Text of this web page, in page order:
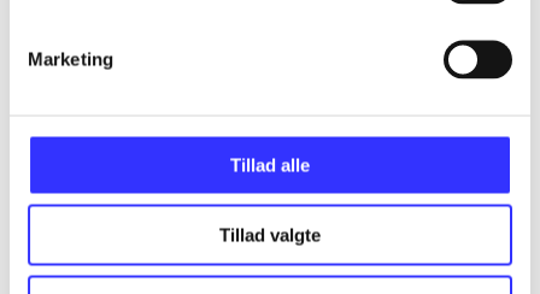
Marketing
Tillad alle
Tillad valgte
...